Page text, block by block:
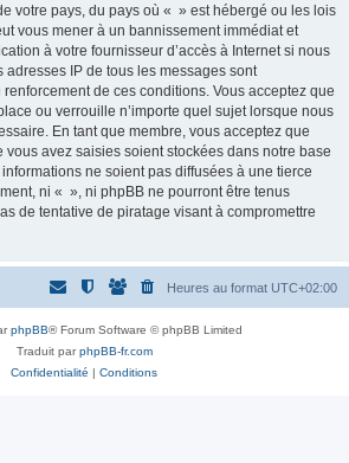
votre pays, du pays où « » est hébergé ou les lois
vous mener à un bannissement immédiat et
à votre fournisseur d’accès à Internet si nous
adresses IP de tous les messages sont
de ces conditions. Vous acceptez que
ou verrouille n’importe quel sujet lorsque nous
En tant que membre, vous acceptez que
vous avez saisies soient stockées dans notre base
ne soient pas diffusées à une tierce
ni « », ni phpBB ne pourront être tenus
de tentative de piratage visant à compromettre
Heures au format UTC+02:00
phpBB® Forum Software © phpBB Limited
Traduit parphpBB-fr.com
Confidentialité | Conditions